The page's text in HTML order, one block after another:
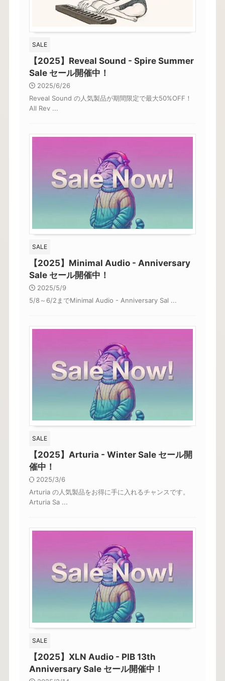
SALE
【2025】Reveal Sound - Spire Summer
Sale セール開催中！
2025/6/26
Reveal Sound の人気製品が期間限定で最大50%OFF！
All Rev ...
SALE
【2025】Minimal Audio - Anniversary
Sale セール開催中！
2025/5/9
5/8～6/2までMinimal Audio - Anniversary Sal ...
SALE
【2025】Arturia - Winter Sale セール開
催中！
2025/3/6
Arturia の人気製品をお得に手に入れるチャンスです。
Arturia Sa ...
SALE
【2025】XLN Audio - PIB 13th
Anniversary Sale セール開催中！